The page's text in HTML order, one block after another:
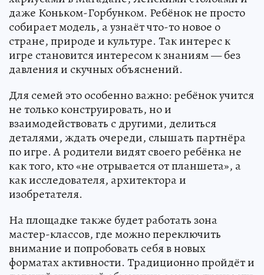
даже Коньком-Горбунком. Ребёнок не просто
собирает модель, а узнаёт что-то новое о
стране, природе и культуре. Так интерес к
игре становится интересом к знаниям — без
давления и скучных объяснений.
Для семей это особенно важно: ребёнок учится
не только конструировать, но и
взаимодействовать с другими, делиться
деталями, ждать очереди, слышать партнёра
по игре. А родители видят своего ребёнка не
как того, кто «не отрывается от планшета», а
как исследователя, архитектора и
изобретателя.
На площадке также будет работать зона
мастер-классов, где можно переключить
внимание и попробовать себя в новых
форматах активности. Традиционно пройдёт и